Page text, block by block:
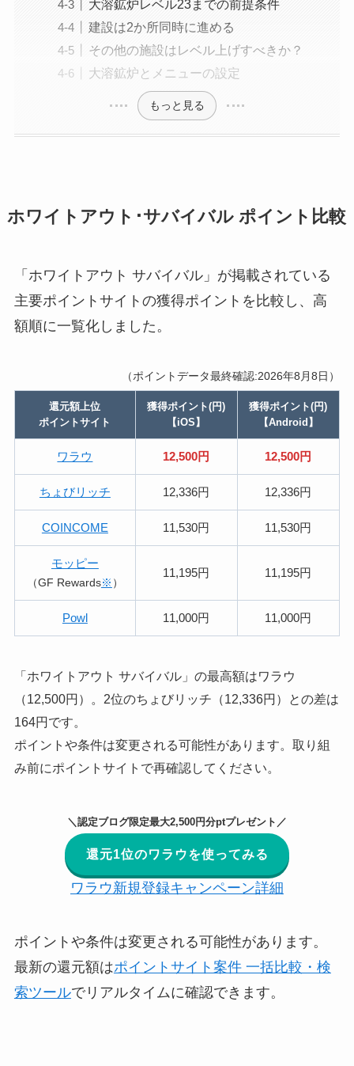
大溶鉱炉レベル23までの前提条件
建設は2か所同時に進める
その他の施設はレベル上げすべきか？
大溶鉱炉とメニューの設定
もっと見る
ホワイトアウト･サバイバル ポイント比較
「ホワイトアウト サバイバル」が掲載されている
主要ポイントサイトの獲得ポイントを比較し、高
額順に一覧化しました。
（ポイントデータ最終確認:2026年8月8日）
還元額上位
ポイントサイト
獲得ポイント(円)
【iOS】
獲得ポイント(円)
【Android】
ワラウ 12,500円 12,500円
ちょびリッチ 12,336円 12,336円
COINCOME 11,530円 11,530円
モッピー
（GF Rewards※ ）
11,195円 11,195円
Powl 11,000円 11,000円
「ホワイトアウト サバイバル」の最高額はワラウ
（12,500円）。2位のちょびリッチ（12,336円）との差は
164円です。
ポイントや条件は変更される可能性があります。取り組
み前にポイントサイトで再確認してください。
＼認定ブログ限定最大2,500円分ptプレゼント／
還元1位のワラウを使ってみる
ワラウ新規登録キャンペーン詳細
ポイントや条件は変更される可能性があります。
最新の還元額はポイントサイト案件 一括比較・検
索ツールでリアルタイムに確認できます。